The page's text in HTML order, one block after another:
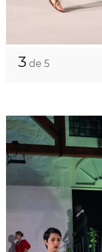
3 de 5